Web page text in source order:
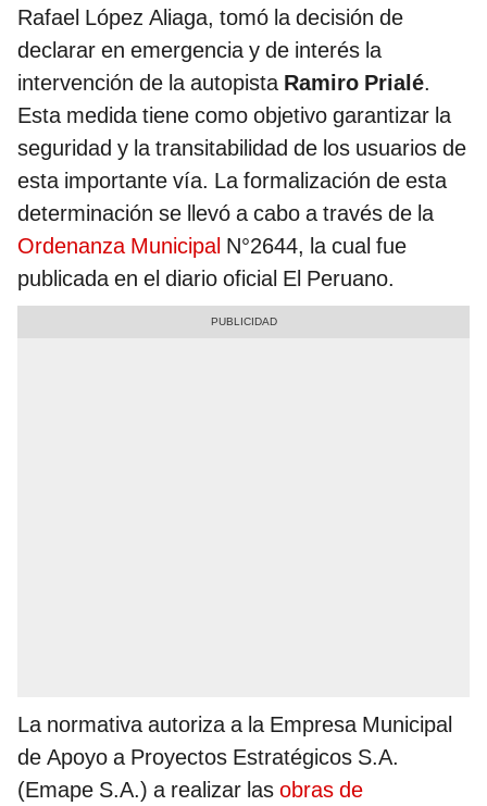
Rafael López Aliaga, tomó la decisión de
declarar en emergencia y de interés la
intervención de la autopista Ramiro Prialé.
Esta medida tiene como objetivo garantizar la
seguridad y la transitabilidad de los usuarios de
esta importante vía. La formalización de esta
determinación se llevó a cabo a través de la
Ordenanza Municipal N°2644, la cual fue
publicada en el diario oficial El Peruano.
La normativa autoriza a la Empresa Municipal
de Apoyo a Proyectos Estratégicos S.A.
(Emape S.A.) a realizar las obras de